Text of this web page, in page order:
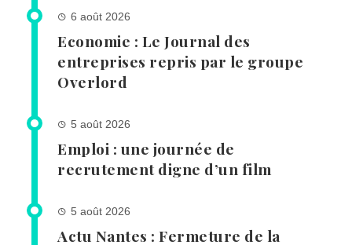
6 août 2026
Economie : Le Journal des
entreprises repris par le groupe
Overlord
5 août 2026
Emploi : une journée de
recrutement digne d’un film
5 août 2026
Actu Nantes : Fermeture de la